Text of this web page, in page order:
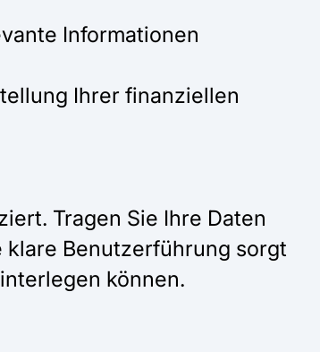
Informationen
Ihrer finanziellen
Tragen Sie Ihre Daten
Benutzerführung sorgt
können.